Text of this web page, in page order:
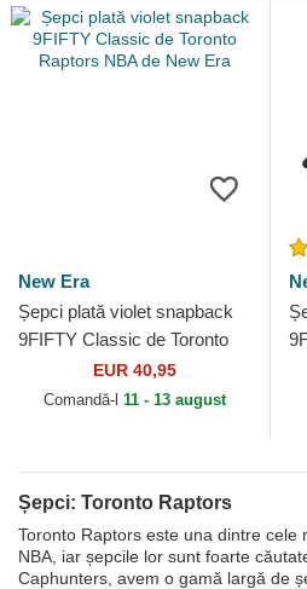
New Era
Șepci plată violet snapback
9FIFTY Classic de Toronto
Raptors NBA de New Era
EUR 40,95
Comandă-l 11 - 13 august
Șepci: Toronto Raptors
Toronto Raptors este una dintre cele
NBA, iar șepcile lor sunt foarte
Caphunters, avem o gamă largă de